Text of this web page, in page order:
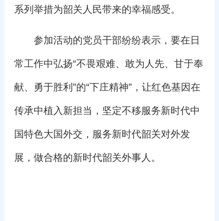
系列举措为韶关人民带来的幸福感受。
参加活动的党员干部纷纷表示，要在日
常工作中弘扬“不畏艰难、敢为人先、甘于奉
献、勇于胜利”的“下庄精神”，让红色基因在
传承中植入新担当，坚定不移服务新时代中
国特色大国外交，服务新时代韶关对外发
展，做合格的新时代韶关外事人。